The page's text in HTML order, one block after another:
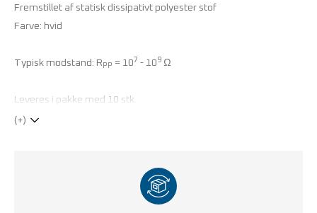
Fremstillet af statisk dissipativt polyester stof
Farve: hvid
Typisk modstand: R PP = 10 7 - 10 9 Ω
Leveres i pakke med 10 stk.
(+)